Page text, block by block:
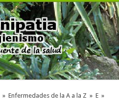
» Enfermedades de la A a la Z » E »